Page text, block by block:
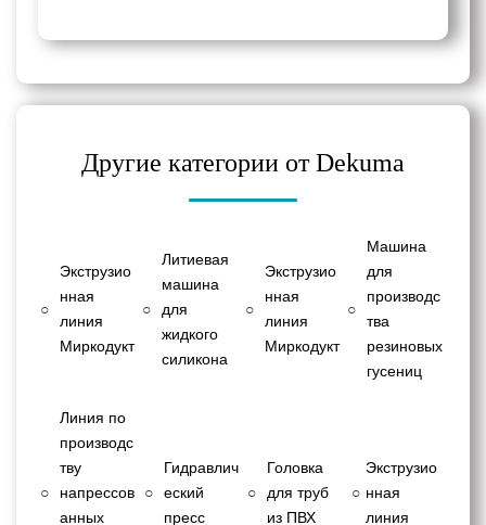
Другие категории от Dekuma
○
Экструзио
нная
линия
Миркодукт
○
Литиевая
машина
для
жидкого
силикона
○
Экструзио
нная
линия
Миркодукт
○
Машина
для
производс
тва
резиновых
гусениц
○
Линия по
производс
тву
напрессов
анных
○
Гидравлич
еский
пресс
○
Головка
для труб
из ПВХ
○
Экструзио
нная
линия